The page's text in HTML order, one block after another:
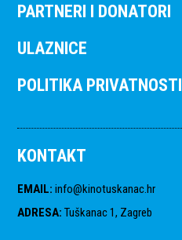
PARTNERI I DONATORI
ULAZNICE
POLITIKA PRIVATNOSTI
KONTAKT
EMAIL: info@kinotuskanac.hr
ADRESA: Tuškanac 1, Zagreb